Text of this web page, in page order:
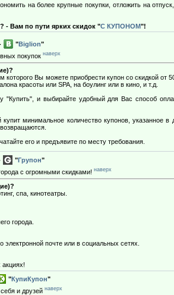
на более крупные покупки, отложить на
- Вам по пути ярких скидок "С КУПОНОМ"!
"Biglion"
покупок наверх
которого Вы можете приобрести купон со скидкой от
красоты или SPA, на боулинг или в кино, и т.д.
и выбирайте удобный для Вас способ
минимальное количество купонов, указанное
его и предъявите по месту требования.
"Групон"
с огромными скидками! наверх
спа, кинотеатры.
города.
почте или в социальных сетях.
"КупиКупон"
и друзей наверх